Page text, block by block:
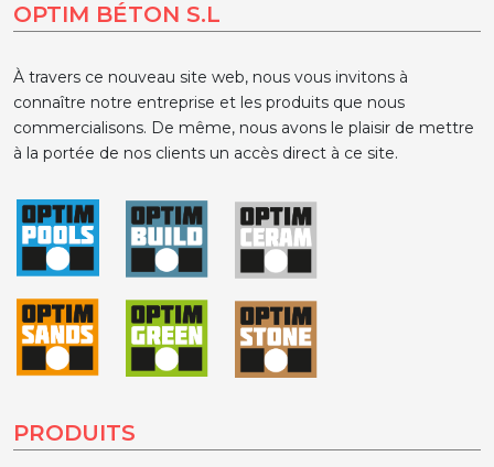
OPTIM BÉTON S.L
À travers ce nouveau site web, nous vous invitons à
connaître notre entreprise et les produits que nous
commercialisons. De même, nous avons le plaisir de mettre
à la portée de nos clients un accès direct à ce site.
PRODUITS